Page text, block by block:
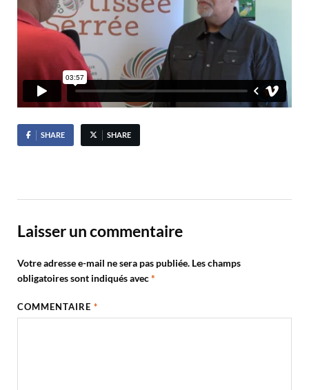
SHARE SHARE
Laisser un commentaire
Votre adresse e-mail ne sera pas publiée. Les champs
obligatoires sont indiqués avec*
COMMENTAIRE*